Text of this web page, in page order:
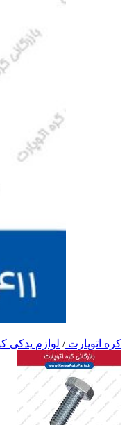
کره اتوپارت/ لوازم یدکی